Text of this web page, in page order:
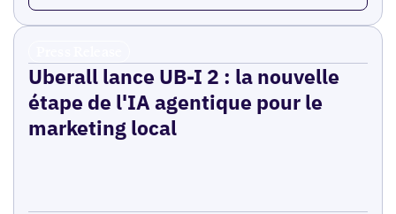
Uberall lance UB-I 2 : la nouvelle
étape de l'IA agentique pour le
marketing local